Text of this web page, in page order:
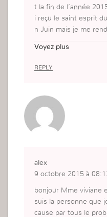
t la fin de l’année
i reçu le saint esprit
n Juin mais je me
l y’a eu une veillé.
016 en paix remplie
moi domicile. Et en
compte que c’était
éprouvé afin qu’il
Voyez plus
REPLY
alex
9 octobre 2015 à
bonjour Mme viviane
suis la personne que
cause par tous le